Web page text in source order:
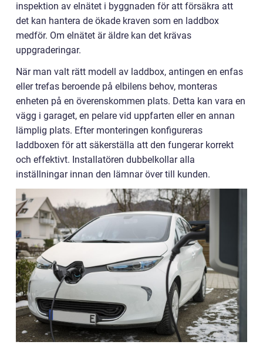
inspektion av elnätet i byggnaden för att försäkra att
det kan hantera de ökade kraven som en laddbox
medför. Om elnätet är äldre kan det krävas
uppgraderingar.
När man valt rätt modell av laddbox, antingen en enfas
eller trefas beroende på elbilens behov, monteras
enheten på en överenskommen plats. Detta kan vara en
vägg i garaget, en pelare vid uppfarten eller en annan
lämplig plats. Efter monteringen konfigureras
laddboxen för att säkerställa att den fungerar korrekt
och effektivt. Installatören dubbelkollar alla
inställningar innan den lämnar över till kunden.